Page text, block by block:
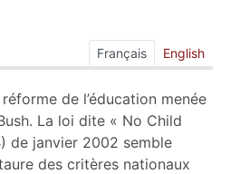
Français English
de l’éducation menée
La loi dite « No Child
de janvier 2002 semble
des critères nationaux